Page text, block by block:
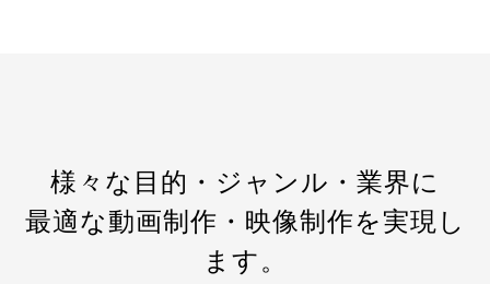
様々な目的・ジャンル・業界に
最適な動画制作・映像制作を実現し
ます。